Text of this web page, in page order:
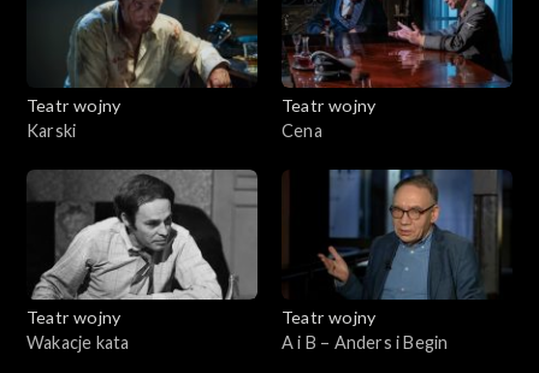
Teatr wojny
Karski
Teatr wojny
Cena
Teatr wojny
Wakacje kata
Teatr wojny
A i B – Anders i Begin